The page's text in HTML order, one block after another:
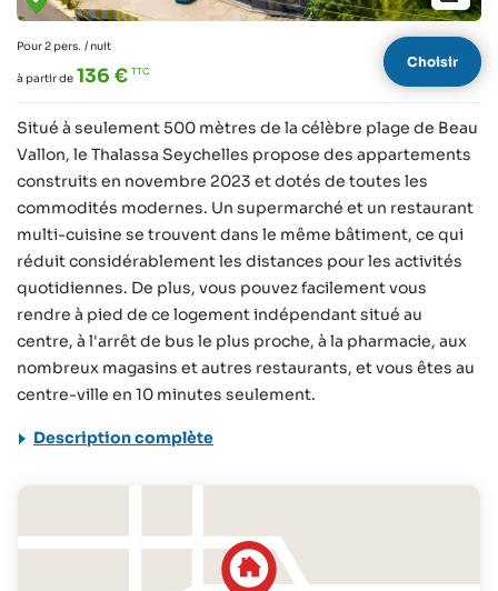
Pour 2 pers. / nuit
à partir de 136 €
Choisir
Situé à seulement 500 mètres de la célèbre plage de Beau
Vallon, le Thalassa Seychelles propose des appartements
construits en novembre 2023 et dotés de toutes les
commodités modernes. Un supermarché et un restaurant
multi-cuisine se trouvent dans le même bâtiment, ce qui
réduit considérablement les distances pour les activités
quotidiennes. De plus, vous pouvez facilement vous
rendre à pied de ce logement indépendant situé au
centre, à l'arrêt de bus le plus proche, à la pharmacie, aux
nombreux magasins et autres restaurants, et vous êtes au
centre-ville en 10 minutes seulement.
Description complète